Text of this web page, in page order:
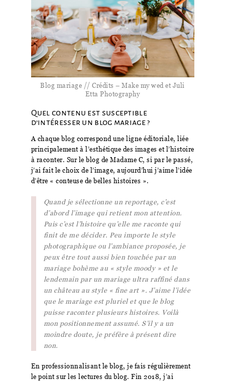
Blog mariage // Crédits – Make my wed et Juli
Etta Photography
Quel contenu est susceptible
d’intéresser un blog mariage ?
A chaque blog correspond une ligne éditoriale, liée
principalement à l’esthétique des images et l’histoire
à raconter. Sur le blog de Madame C, si par le passé,
j’ai fait le choix de l’image, aujourd’hui j’aime l’idée
d’être « conteuse de belles histoires ».
Quand je sélectionne un reportage, c’est
d’abord l’image qui retient mon attention.
Puis c’est l’histoire qu’elle me raconte qui
finit de me décider. Peu importe le style
photographique ou l’ambiance proposée, je
peux être tout aussi bien touchée par un
mariage bohème au « style moody » et le
lendemain par un mariage ultra raffiné dans
un château au style « fine art ». J’aime l’idée
que le mariage est pluriel et que le blog
puisse raconter plusieurs histoires. Voilà
mon positionnement assumé. S’il y a un
moindre doute, je préfère à présent dire
non.
En professionnalisant le blog, je fais régulièrement
le point sur les lectures du blog. Fin 2018, j’ai